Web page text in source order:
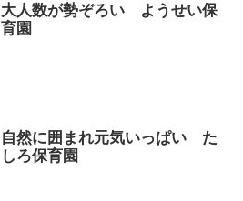
大人数が勢ぞろい ようせい保
育園
自然に囲まれ元気いっぱい た
しろ保育園